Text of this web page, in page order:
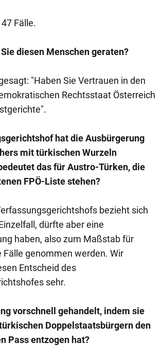
Fälle.
diesen Menschen geraten?
"Haben Sie Vertrauen in den
Rechtsstaat Österreich
hat die Ausbürgerung
mit türkischen Wurzeln
das für Austro-Türken, die
FPÖ-Liste stehen?
bezieht sich
dürfte aber eine
haben, also zum Maßstab für
Fälle genommen werden. Wir
Entscheid des
sehr.
vorschnell gehandelt, indem sie
Doppelstaatsbürgern den
Pass entzogen hat?